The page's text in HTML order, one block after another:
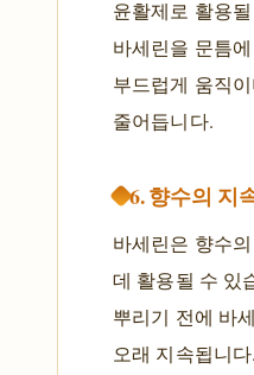
윤활제로 활용
바세린을 문틈
부드럽게 움직
줄어듭니다.
6. 향수의 지
바세린은 향수
데 활용될 수 있
뿌리기 전에 바
오래 지속됩니